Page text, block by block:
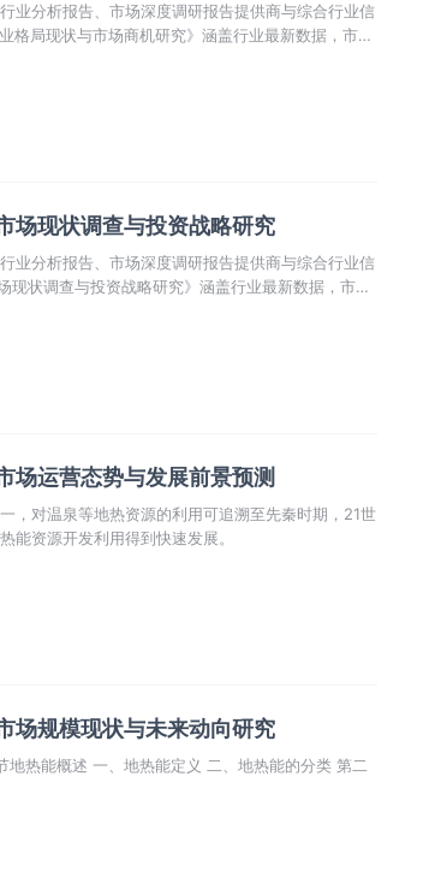
业分析报告、市场深度调研报告提供商与综合行业信
局现状与市场商机研究》涵盖行业最新数据，市场
场现状调查与投资战略研究
业分析报告、市场深度调研报告提供商与综合行业信
状调查与投资战略研究》涵盖行业最新数据，市场
场运营态势与发展前景预测
，对温泉等地热资源的利用可追溯至先秦时期，21世
能资源开发利用得到快速发展。
场规模现状与未来动向研究